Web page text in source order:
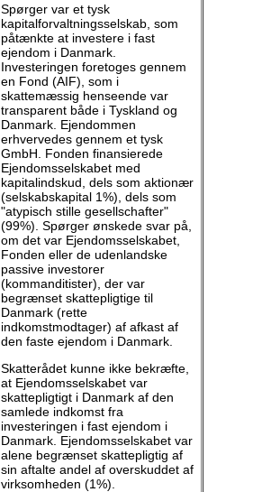
Spørger var et tysk
kapitalforvaltningsselskab, som
påtænkte at investere i fast
ejendom i Danmark.
Investeringen foretoges gennem
en Fond (AIF), som i
skattemæssig henseende var
transparent både i Tyskland og
Danmark. Ejendommen
erhvervedes gennem et tysk
GmbH. Fonden finansierede
Ejendomsselskabet med
kapitalindskud, dels som aktionær
(selskabskapital 1%), dels som
"atypisch stille gesellschafter"
(99%). Spørger ønskede svar på,
om det var Ejendomsselskabet,
Fonden eller de udenlandske
passive investorer
(kommanditister), der var
begrænset skattepligtige til
Danmark (rette
indkomstmodtager) af afkast af
den faste ejendom i Danmark.
Skatterådet kunne ikke bekræfte,
at Ejendomsselskabet var
skattepligtigt i Danmark af den
samlede indkomst fra
investeringen i fast ejendom i
Danmark. Ejendomsselskabet var
alene begrænset skattepligtig af
sin aftalte andel af overskuddet af
virksomheden (1%).